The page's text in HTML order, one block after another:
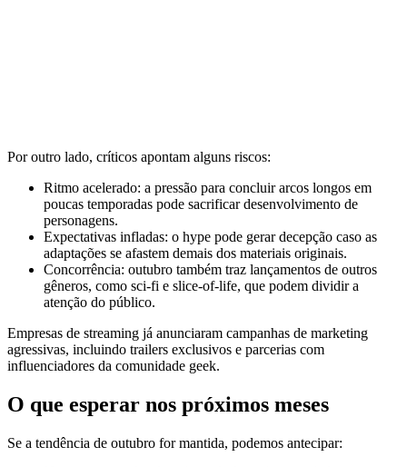
Por outro lado, críticos apontam alguns riscos:
Ritmo acelerado: a pressão para concluir arcos longos em
poucas temporadas pode sacrificar desenvolvimento de
personagens.
Expectativas infladas: o hype pode gerar decepção caso as
adaptações se afastem demais dos materiais originais.
Concorrência: outubro também traz lançamentos de outros
gêneros, como sci‑fi e slice‑of‑life, que podem dividir a
atenção do público.
Empresas de streaming já anunciaram campanhas de marketing
agressivas, incluindo trailers exclusivos e parcerias com
influenciadores da comunidade geek.
O que esperar nos próximos meses
Se a tendência de outubro for mantida, podemos antecipar: